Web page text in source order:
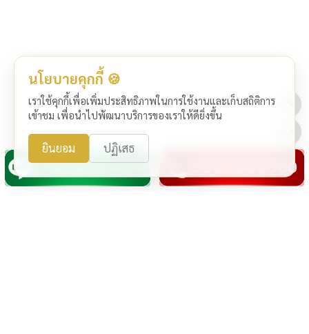
นโยบายคุกกี้ 🍪
เราใช้คุกกี้เพื่อเพิ่มประสิทธิภาพในการใช้งานและเก็บสถิติการ
เข้าชม เพื่อนำไปพัฒนาบริการของเราให้ดียิ่งขึ้น
ยินยอม ปฏิเสธ